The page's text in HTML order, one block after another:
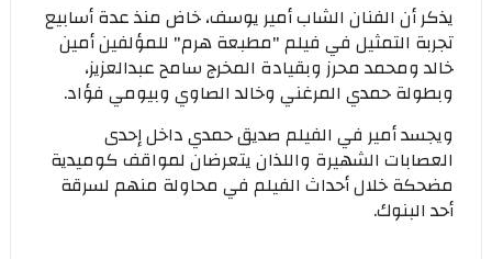
يذكر أن الفنان الشاب أمير يوسف، خاض منذ عدة أسابيع
تجربة التمثيل في فيلم "مطبعة هرم" للمؤلفين أمين
خالد ومحمد محرز وبقيادة المخرج سامح عبدالعزيز،
وبطولة حمدي المرغني وخالد الصاوي وبيومي فؤاد.
ويجسد أمير في الفيلم صديق حمدي داخل إحدى
العصابات الشهيرة واللذان يتعرضان لمواقف كوميدية
مضحكة خلال أحداث الفيلم في محاولة منهم لسرقة
أحد البنوك.